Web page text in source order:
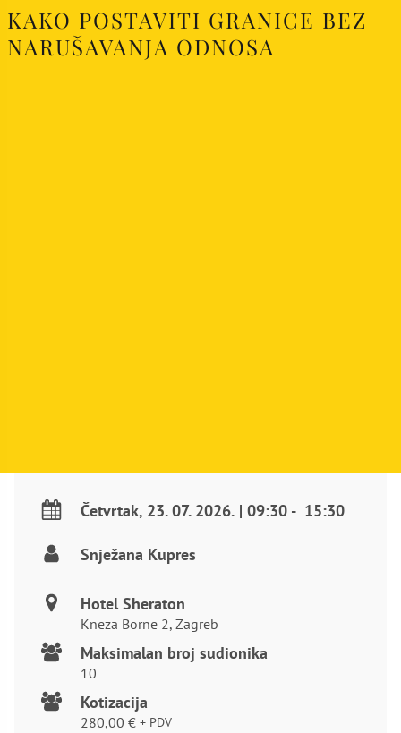
KAKO POSTAVITI GRANICE BEZ
NARUŠAVANJA ODNOSA
Četvrtak, 23. 07. 2026. | 09:30 - 15:30
Snježana Kupres
Hotel Sheraton
Kneza Borne 2, Zagreb
Maksimalan broj sudionika
10
Kotizacija
280,00 € + PDV